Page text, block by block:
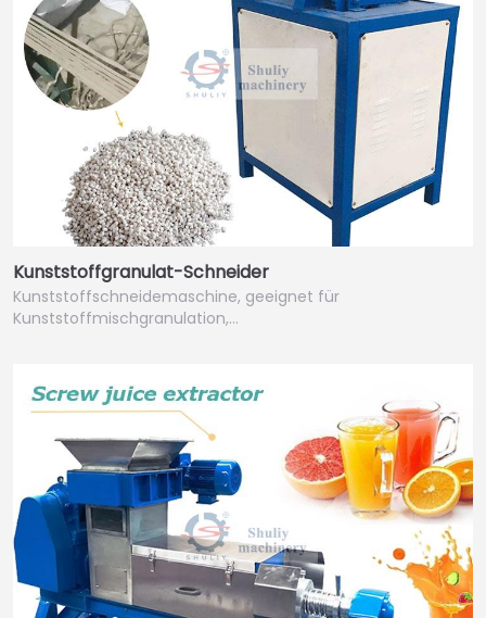
Kunststoffgranulat-Schneider
Kunststoffschneidemaschine, geeignet für
Kunststoffmischgranulation,…